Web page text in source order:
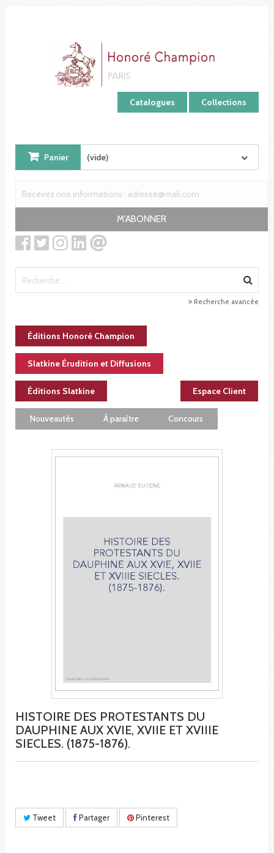
Catalogues Collections
Panier (vide)
M'ABONNER
Recherche avancée
Éditions Honoré Champion
Slatkine Érudition et Diffusions
Éditions Slatkine Espace Client
Nouveautés À paraître Concours
HISTOIRE DES PROTESTANTS DU
DAUPHINE AUX XVIE, XVIIE ET XVIIIE
SIECLES. (1875-1876).
Tweet Partager Pinterest